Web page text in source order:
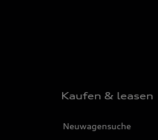
Kaufen & leasen
Neuwagensuche